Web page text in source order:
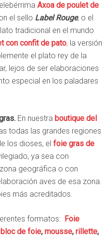
Axoa de poulet de
el sello Label Rouge, o el
tradicional en el mundo
con confit de pato, la versión
el plato rey de la
lejos de ser elaboraciones
especial en los paladares
En nuestra boutique del
todas las grandes regiones
los dioses, el foie gras de
ya sea con
geográfica o con
aves de esa zona.
más acreditados.
formatos: Foie
bloc de foie, mousse, rillette,